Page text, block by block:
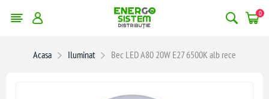
0
Acasa Iluminat Bec LED A80 20W E27 6500K alb rece